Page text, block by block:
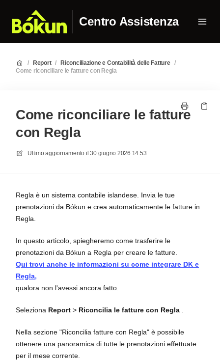
Centro Assistenza
/ Report / Riconciliazione e Contabilità delle Fatture /
Come riconciliare le fatture con Regla
Come riconciliare le fatture
con Regla
Ultimo aggiornamento il 30 giugno 2026 14:53
Regla è un sistema contabile islandese. Invia le tue
prenotazioni da Bókun e crea automaticamente le fatture in
Regla.
In questo articolo, spiegheremo come trasferire le
prenotazioni da Bókun a Regla per creare le fatture.
Qui trovi anche le informazioni su come integrare DK e
Regla,
qualora non l'avessi ancora fatto.
Seleziona Report > Riconcilia le fatture con Regla
Nella sezione "Riconcilia fatture con Regla" è possibile
ottenere una panoramica di tutte le prenotazioni effettuate
per il mese corrente.